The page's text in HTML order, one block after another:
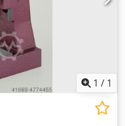
1 / 1